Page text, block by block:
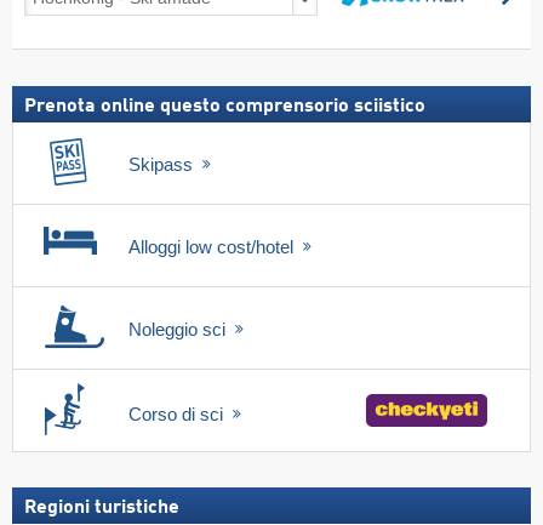
sulla
incl.
Prenota online questo comprensorio sciistico
Skipass
Alloggi low cost/hotel
Noleggio sci
Corso di sci
Regioni turistiche